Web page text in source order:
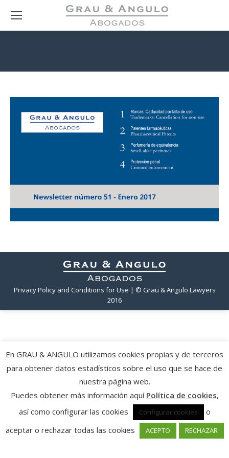
Privacy Policy and Conditions for Use | © Grau & Angulo Lawyers
2016
En GRAU & ANGULO utilizamos cookies propias y de terceros
para obtener datos estadísticos sobre el uso que se hace de
nuestra página web.
Puedes obtener más información aquí Política de cookies,
así como configurar las cookies
Configurar cookies
o
aceptar o rechazar todas las cookies
ACEPTO RECHAZAR